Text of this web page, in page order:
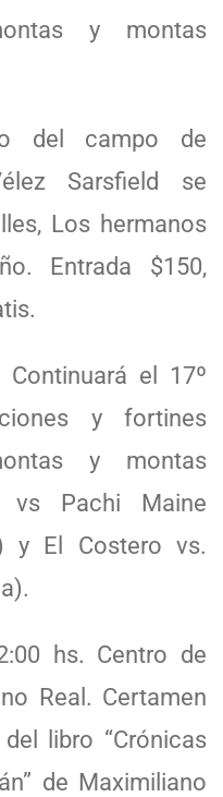
y montas
del campo de
Sarsfield se
Los hermanos
Entrada $150,
Continuará el 17º
y fortines
y montas
vs Pachi Maine
y El Costero vs.
hs. Centro de
Real. Certamen
libro “Crónicas
de Maximiliano